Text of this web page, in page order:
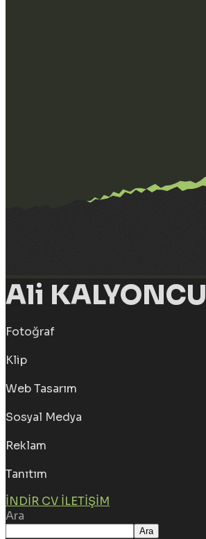
Ali KALYONCU
Fotoğraf
Klip
Web Tasarım
Sosyal Medya
Reklam
Tanıtım
İNDIR CV İLETIŞIM
Ara
Ara